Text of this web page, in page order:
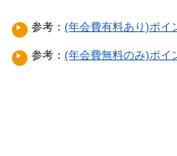
参考： (年会費有料あり)ポイ
参考： (年会費無料のみ)ポイ